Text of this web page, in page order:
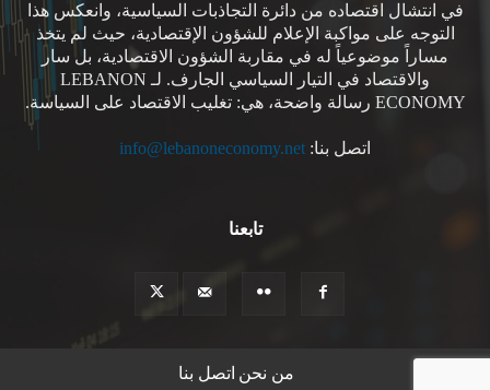
في انتشال اقتصاده من دائرة التجاذبات السياسية، وانعكس هذا
التوجه على مواكبة الإعلام للشؤون الإقتصادية، حيث لم يتخذ
مساراً موضوعياً له في مقاربة الشؤون الاقتصادية، بل سار
والاقتصاد في التيار السياسي الجارف. لـ LEBANON
ECONOMY رسالة واضحة، هي: تغليب الاقتصاد على السياسة.
اتصل بنا: info@lebanoneconomy.net
تابعنا
من نحن اتصل بنا